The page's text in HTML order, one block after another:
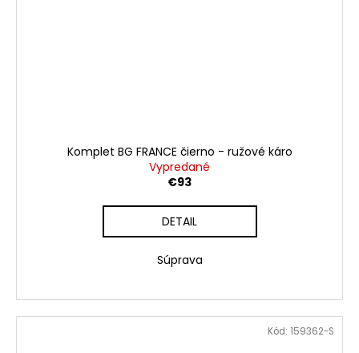
Komplet BG FRANCE čierno - ružové káro
Vypredané
€93
DETAIL
Súprava
Kód: 159362-S